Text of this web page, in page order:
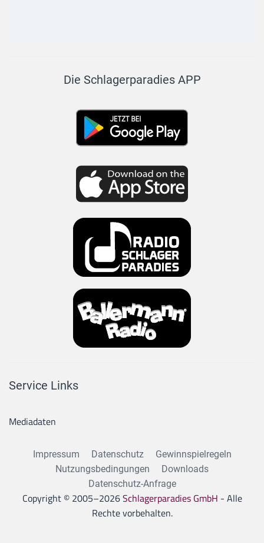
Die Schlagerparadies APP
Service Links
Mediadaten
Impressum Datenschutz
Gewinnspielregeln
Nutzungsbedingungen
Downloads
Datenschutz-Anfrage
Copyright © 2005–2026Schlagerparadies GmbH - Alle
Rechte vorbehalten.